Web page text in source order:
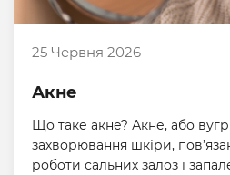
25 Червня 2026
Акне
Що таке акне? Акне, або
захворювання шкіри,
роботи сальних залоз і